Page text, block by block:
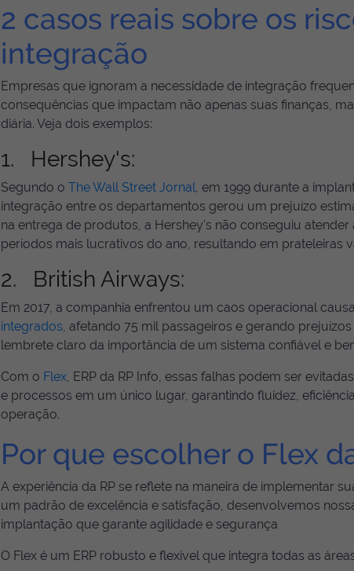
2 casos reais sobre os
integração
Empresas que ignoram a necessidade de integração
consequências que impactam não apenas suas finanças,
diária. Veja dois exemplos:
1. Hershey's:
Segundo o The Wall Street Jornal , em 1999 durante a
integração entre os departamentos gerou um prejuízo
na entrega de produtos, a Hershey's não conseguiu
períodos mais lucrativos do ano, resultando em prateleiras
2. British Airways:
Em 2017, a companhia enfrentou um caos operacional
integrados , afetando 75 mil passageiros e gerando
lembrete claro da importância de um sistema confiável e
Com o Flex , ERP da RP Info, essas falhas podem ser
e processos em um único lugar, garantindo fluidez,
operação.
Por que escolher o Flex
A experiência da RP se reflete na maneira de implementar
um padrão de excelência e satisfação, desenvolvemos
implantação que garante agilidade e segurança
O Flex é um ERP robusto e flexível que integra todas as